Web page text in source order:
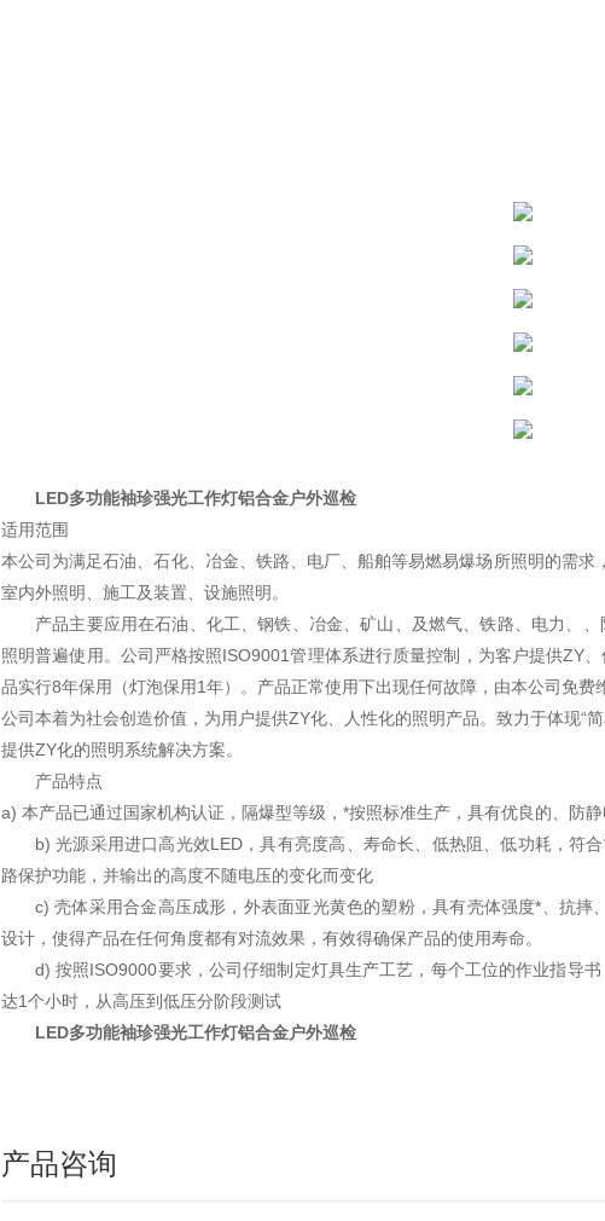
LED多功能袖珍强光工作灯铝合金户外巡检
适用范围
本公司为满足石油、石化、冶金、铁路、电厂、船舶等易燃易爆场所照明的需
室内外照明、施工及装置、设施照明。
产品主要应用在石油、化工、钢铁、冶金、矿山、及燃气、铁路、电力、
照明普遍使用。公司严格按照ISO9001管理体系进行质量控制，为客户提供ZY
品实行8年保用（灯泡保用1年）。产品正常使用下出现任何故障，由本公司免费
公司本着为社会创造价值，为用户提供ZY化、人性化的照明产品。致力于体现“
提供ZY化的照明系统解决方案。
产品特点
a) 本产品已通过国家机构认证，隔爆型等级，*按照标准生产，具有优良的、防
b) 光源采用进口高光效LED，具有亮度高、寿命长、低热阻、低功耗，符
路保护功能，并输出的高度不随电压的变化而变化
c) 壳体采用合金高压成形，外表面亚光黄色的塑粉，具有壳体强度*、抗
设计，使得产品在任何角度都有对流效果，有效得确保产品的使用寿命。
d) 按照ISO9000要求，公司仔细制定灯具生产工艺，每个工位的作业指导
达1个小时，从高压到低压分阶段测试
LED多功能袖珍强光工作灯铝合金户外巡检
产品咨询